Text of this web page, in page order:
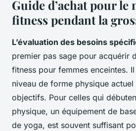
Guide d’achat pour le
fitness pendant la
L’évaluation des besoins
premier pas sage pour acquérir
fitness pour femmes enceintes.
niveau de forme physique actuel
objectifs. Pour celles qui
physique, un équipement de
de yoga, est souvent suffisant